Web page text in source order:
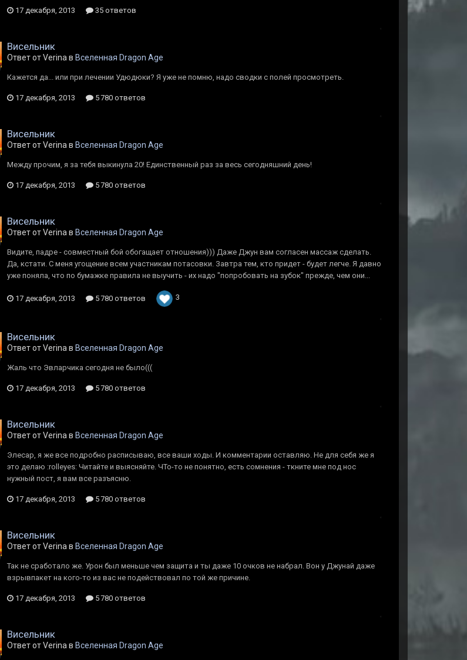
17 декабря, 2013 35 ответов
Висельник
Ответ от Verina в Вселенная Dragon Age
Кажется да... или при лечении Удюдюки? Я уже не помню, надо сводки с полей просмотреть.
17 декабря, 2013 5 780 ответов
Висельник
Ответ от Verina в Вселенная Dragon Age
Между прочим, я за тебя выкинула 20! Единственный раз за весь сегодняшний день!
17 декабря, 2013 5 780 ответов
Висельник
Ответ от Verina в Вселенная Dragon Age
Видите, падре - совместный бой обогащает отношения))) Даже Джун вам согласен массаж сделать.
Да, кстати. С меня угощение всем участникам потасовки. Завтра тем, кто придет - будет легче. Я давно
уже поняла, что по бумажке правила не выучить - их надо "попробовать на зубок" прежде, чем они...
17 декабря, 2013 5 780 ответов 3
Висельник
Ответ от Verina в Вселенная Dragon Age
Жаль что Эвларчика сегодня не было(((
17 декабря, 2013 5 780 ответов
Висельник
Ответ от Verina в Вселенная Dragon Age
Элесар, я же все подробно расписываю, все ваши ходы. И комментарии оставляю. Не для себя же я
это делаю :rolleyes: Читайте и выясняйте. ЧТо-то не понятно, есть сомнения - ткните мне под нос
нужный пост, я вам все разъясню.
17 декабря, 2013 5 780 ответов
Висельник
Ответ от Verina в Вселенная Dragon Age
Так не сработало же. Урон был меньше чем защита и ты даже 10 очков не набрал. Вон у Джунай даже
взрывпакет на кого-то из вас не подействовал по той же причине.
17 декабря, 2013 5 780 ответов
Висельник
Ответ от Verina в Вселенная Dragon Age